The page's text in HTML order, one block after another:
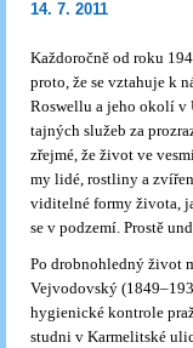
14. 7. 2011
Každoročně od roku
proto, že se vztahuje k
Roswellu a jeho okolí v
tajných služeb za
zřejmé, že život ve
my lidé, rostliny a
viditelné formy života,
se v podzemí. Prostě
Po drobnohledný život
Vejvodovský
hygienické kontrole
studni v Karmelitské